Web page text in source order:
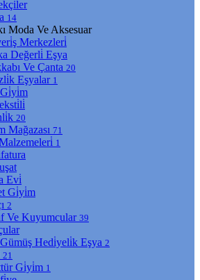
14
Moda Ve Aksesuar
Merkezleri̇
Değerli̇ Eşya
Ve Çanta 20
Eşyalar 1
20
Mağazası 71
1
Evi̇
Gi̇yi̇m
2
Ve Kuyumcular 39
Gümüş Hedi̇yeli̇k Eşya 2
21
Gi̇yi̇m 1